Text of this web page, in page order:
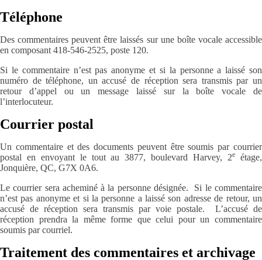
Téléphone
Des commentaires peuvent être laissés sur une boîte vocale accessible
en composant 418-546-2525, poste 120.
Si le commentaire n’est pas anonyme et si la personne a laissé son
numéro de téléphone, un accusé de réception sera transmis par un
retour d’appel ou un message laissé sur la boîte vocale de
l’interlocuteur.
Courrier postal
Un commentaire et des documents peuvent être soumis par courrier
postal en envoyant le tout au 3877, boulevard Harvey, 2e
étage,
Jonquière, QC, G7X 0A6.
Le courrier sera acheminé à la personne désignée. Si le commentaire
n’est pas anonyme et si la personne a laissé son adresse de retour, un
accusé de réception sera transmis par voie postale. L’accusé de
réception prendra la même forme que celui pour un commentaire
soumis par courriel.
Traitement des commentaires et archivage